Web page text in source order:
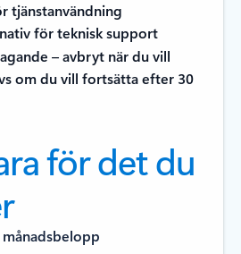
tjänstanvändning
för teknisk support
– avbryt när du vill
om du vill fortsätta efter 30
för det du